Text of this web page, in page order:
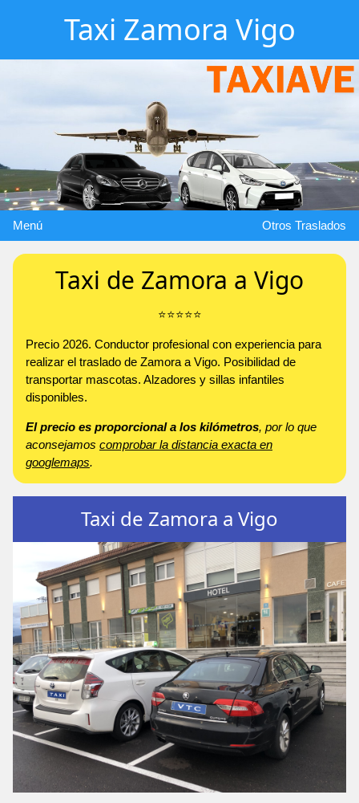
Taxi Zamora Vigo
Menú Otros Traslados
Taxi de Zamora a Vigo
⭐️⭐️⭐️⭐️⭐️
Precio 2026. Conductor profesional con experiencia para
realizar el traslado de Zamora a Vigo. Posibilidad de
transportar mascotas. Alzadores y sillas infantiles
disponibles.
El precio es proporcional a los kilómetros, por lo que
aconsejamos comprobar la distancia exacta en
googlemaps.
Taxi de Zamora a Vigo